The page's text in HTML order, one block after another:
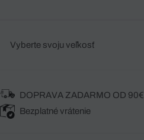
Vyberte svoju veľkosť
DOPRAVA ZADARMO OD 90€
Bezplatné vrátenie